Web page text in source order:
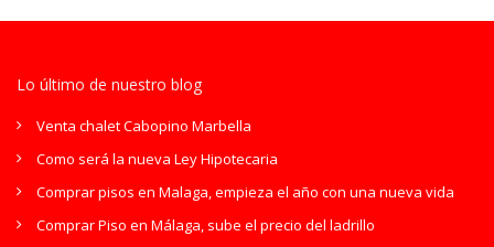
Lo último de nuestro blog
Venta chalet Cabopino Marbella
Como será la nueva Ley Hipotecaria
Comprar pisos en Malaga, empieza el año con una nueva vida
Comprar Piso en Málaga, sube el precio del ladrillo